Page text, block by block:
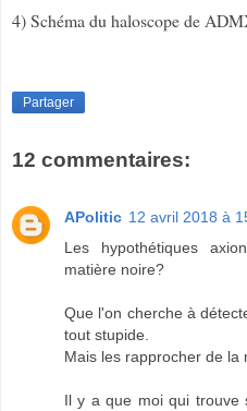
4) Schéma du haloscope de
Partager
12 commentaires:
APolitic 12 avril 2018 à
Les hypothétiques
matière noire?
Que l'on cherche à
tout stupide.
Mais les rapprocher de la
Il y a que moi qui trouve